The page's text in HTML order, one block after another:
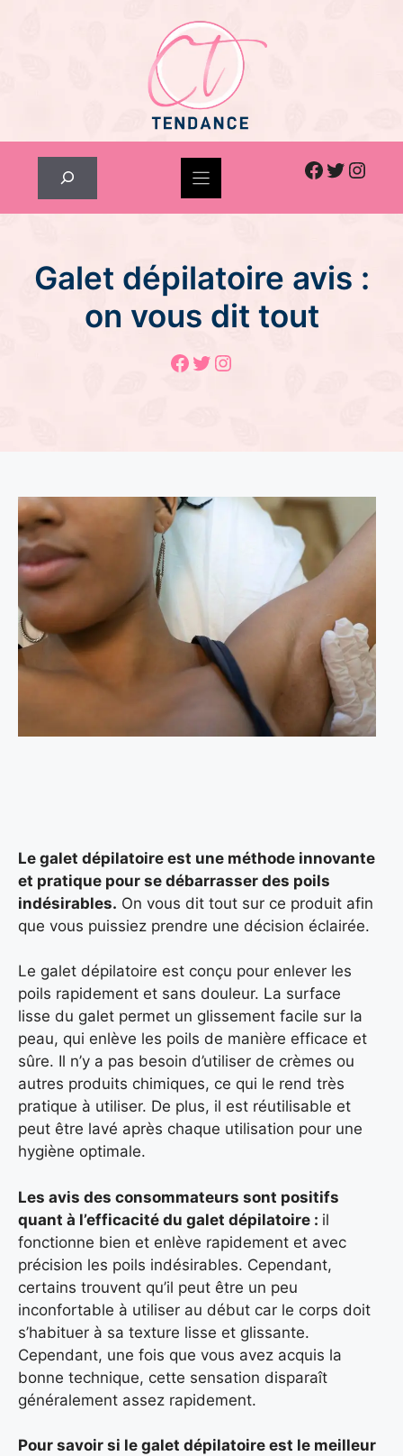
Facebook
Twitter
Galet dépilatoire avis :
on vous dit tout
Facebook
Twitter
Instagram
Le galet dépilatoire est une méthode innovante
et pratique pour se débarrasser des poils
indésirables. On vous dit tout sur ce produit afin
que vous puissiez prendre une décision éclairée.
Le galet dépilatoire est conçu pour enlever les
poils rapidement et sans douleur. La surface
lisse du galet permet un glissement facile sur la
peau, qui enlève les poils de manière efficace et
sûre. Il n’y a pas besoin d’utiliser de crèmes ou
autres produits chimiques, ce qui le rend très
pratique à utiliser. De plus, il est réutilisable et
peut être lavé après chaque utilisation pour une
hygiène optimale.
Les avis des consommateurs sont positifs
quant à l’efficacité du galet dépilatoire : il
fonctionne bien et enlève rapidement et avec
précision les poils indésirables. Cependant,
certains trouvent qu’il peut être un peu
inconfortable à utiliser au début car le corps doit
s’habituer à sa texture lisse et glissante.
Cependant, une fois que vous avez acquis la
bonne technique, cette sensation disparaît
généralement assez rapidement.
Pour savoir si le galet dépilatoire est le meilleur